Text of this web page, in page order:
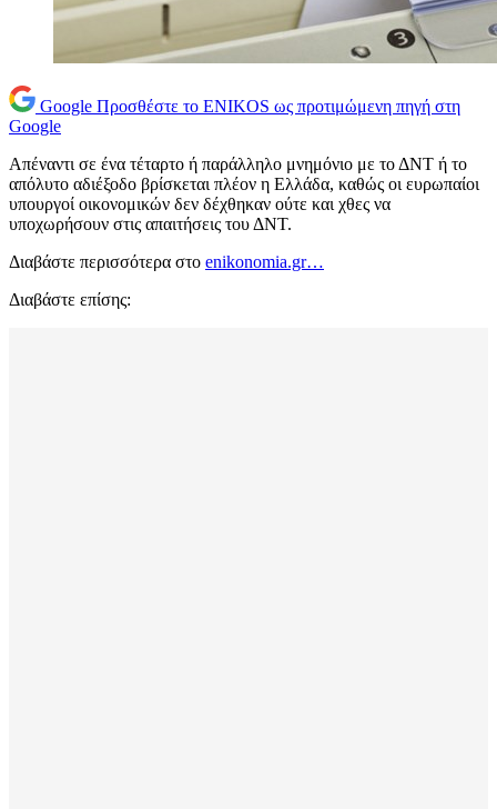
Google Προσθέστε το ENIKOS ως προτιμώμενη πηγή στη
Google
Απέναντι σε ένα τέταρτο ή παράλληλο μνημόνιο με το ΔΝΤ ή το
απόλυτο αδιέξοδο βρίσκεται πλέον η Ελλάδα, καθώς οι ευρωπαίοι
υπουργοί οικονομικών δεν δέχθηκαν ούτε και χθες να
υποχωρήσουν στις απαιτήσεις του ΔΝΤ.
Διαβάστε περισσότερα στο enikonomia.gr…
Διαβάστε επίσης: